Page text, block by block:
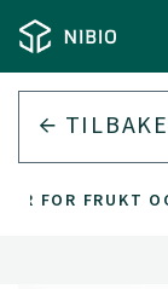
FOR FRUKT